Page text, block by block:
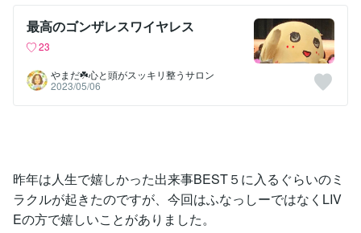
最高のゴンザレスワイヤレス
23
やまだ☘️心と頭がスッキリ整うサロン
2023/05/06
昨年は人生で嬉しかった出来事BEST５に入るぐらいのミ
ラクルが起きたのですが、今回はふなっしーではなくLIV
Eの方で嬉しいことがありました。